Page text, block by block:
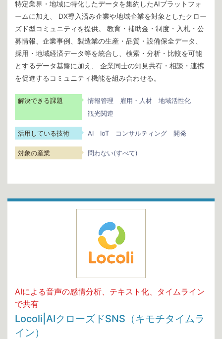
特定業界・地域に特化したデータを集約したAIプラットフォ
ームに加え、 DX導入済み企業や地域企業を対象としたクロー
ズド型コミュニティを提供。 教育・補助金・制度・入札・公
募情報、企業事例、製造業の生産・品質・設備保全データ、
採用・地域経済データ等を統合し、検索・分析・比較を可能
とするデータ基盤に加え、 企業同士の知見共有・相談・連携
を促進するコミュニティ機能を組み合わせる。
解決できる課題 情報管理 雇用・人材
地域活性化
観光関連
活用している技術 AI IoT コンサルティング 開発
対象の産業 問わない(すべて)
AIによる音声の感情分析、テキスト化、タイムライン
で共有
Locoli|AIクローズドSNS（キモチタイムラ
イン）